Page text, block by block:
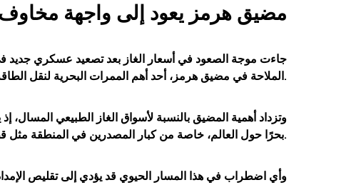
مضيق هرمز يعود إلى واجهة
جاءت موجة الصعود في أسعار الغاز بعد تصعيد عسكري
الملاحة في مضيق هرمز، أحد أهم الممرات البحرية لنقل الطاقة عالميًا.
بحرًا حول العالم، خاصة من كبار المصدرين في المنطقة مثل قطر والإمارات.
وأي اضطراب في هذا المسار الحيوي قد يؤدي إلى تقليص